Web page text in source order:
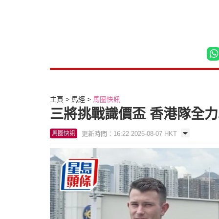
主頁 馬經 馬圈快訊
三將挑戰識價盃 香港隊全
馬圈快訊 更新時間：16:22 2026-08-07 HKT